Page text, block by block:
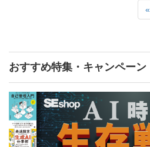
«
おすすめ特集・キャンペーン